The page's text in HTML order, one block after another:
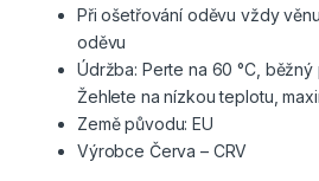
Při ošetřování oděvu vždy
oděvu
Údržba: Perte na 60 °C,
Žehlete na nízkou teplotu,
Země původu: EU
Výrobce Červa – CRV